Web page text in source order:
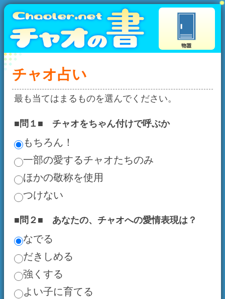
チャオ占い
最も当てはまるものを選んでください。
■問１■ チャオをちゃん付けで呼ぶか
もちろん！
ほかの敬称を使用
つけない
■問２■ あなたの、チャオへの愛情表現は？
だきしめる
強くする
その他
■問３■ あなたはどのくらい、チャオにお金を
かけたか
つかっていない
2000円未満
2000円以上10000円未満
10000円以上50000円未満